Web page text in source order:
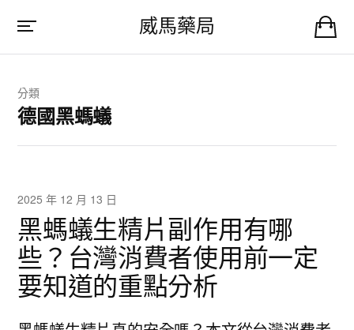
威馬藥局
分類
德國黑螞蟻
2025 年 12 月 13 日
黑螞蟻生精片副作用有哪
些？台灣消費者使用前一定
要知道的重點分析